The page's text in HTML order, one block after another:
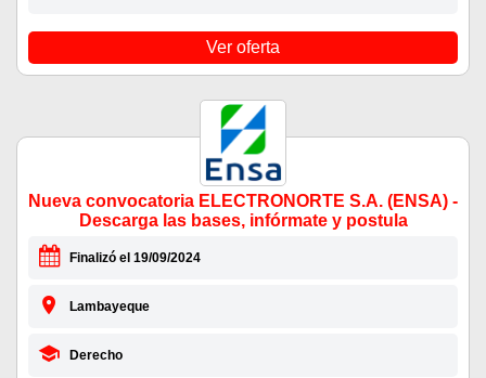
Ver oferta
Nueva convocatoria ELECTRONORTE S.A. (ENSA) -
Descarga las bases, infórmate y postula
Finalizó el 19/09/2024
Lambayeque
Derecho